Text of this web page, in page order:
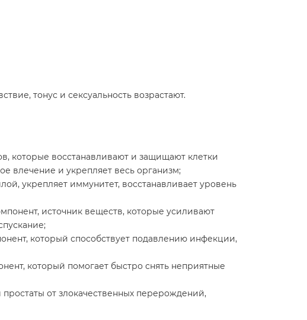
тонус и сексуальность возрастают.
которые восстанавливают и защищают клетки
влечение и укрепляет весь организм;
укрепляет иммунитет, восстанавливает уровень
источник веществ, которые усиливают
который способствует подавлению инфекции,
который помогает быстро снять неприятные
от злокачественных перерождений,